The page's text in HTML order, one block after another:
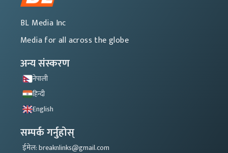
BL Media Inc
Media for all across the globe
अन्य संस्करण
नेपाली
हिन्दी
English
सम्पर्क गर्नुहोस्
ईमेल: breaknlinks@gmail.com